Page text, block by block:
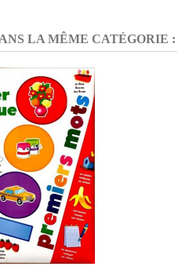
LA MÊME CATÉGORIE :